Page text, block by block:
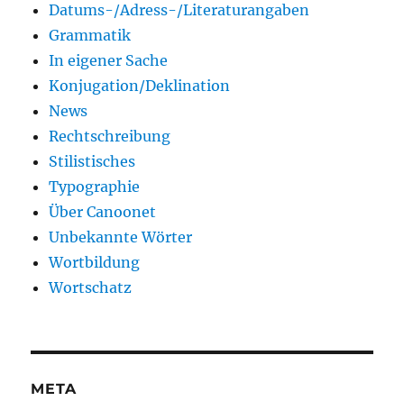
Datums-/Adress-/Literaturangaben
Grammatik
In eigener Sache
Konjugation/Deklination
News
Rechtschreibung
Stilistisches
Typographie
Über Canoonet
Unbekannte Wörter
Wortbildung
Wortschatz
META